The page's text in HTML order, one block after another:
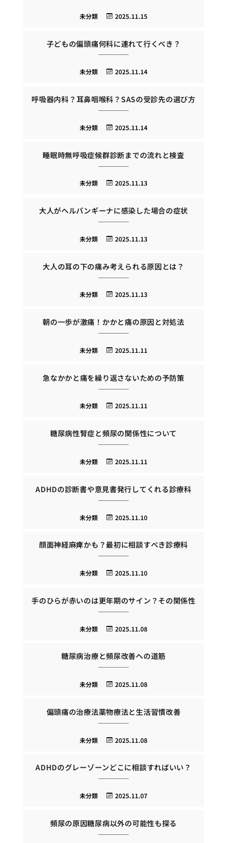
2025.11.15
未分類
子どもの偏頭痛何科に連れて行くべき？
2025.11.14
未分類
呼吸器内科？耳鼻咽喉科？SASの受診先の選び方
2025.11.14
未分類
睡眠時無呼吸症候群診断までの流れと検査
2025.11.13
未分類
大人がヘルパンギーナに感染した場合の症状
2025.11.13
未分類
大人の耳の下の痛み考えられる原因とは？
2025.11.13
未分類
朝の一歩が激痛！かかと痛の原因と対処法
2025.11.11
未分類
急なかかと痛を繰り返さないための予防策
2025.11.11
未分類
糖尿病性腎症と頻尿の関係性について
2025.11.11
未分類
ADHDの診断書や意見書発行してくれる診療科
2025.11.10
未分類
顔面神経麻痺かも？最初に相談すべき診療科
2025.11.10
未分類
手のひらが赤いのは更年期のサイン？その関係性
2025.11.08
未分類
糖尿病治療と頻尿改善への道筋
2025.11.08
未分類
偏頭痛の治療法薬物療法と生活習慣改善
2025.11.08
未分類
ADHDのグレーゾーンどこに相談すればいい？
2025.11.07
未分類
頻尿の原因糖尿病以外の可能性も探る